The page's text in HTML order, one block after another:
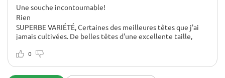
Une souche incontournable!
Rien
SUPERBE VARIÉTÉ, Certaines des meilleures têtes que j'ai
jamais cultivées. De belles têtes d'une excellente taille,
Fera à nouveau pousser cette variété à coup sûr !
0